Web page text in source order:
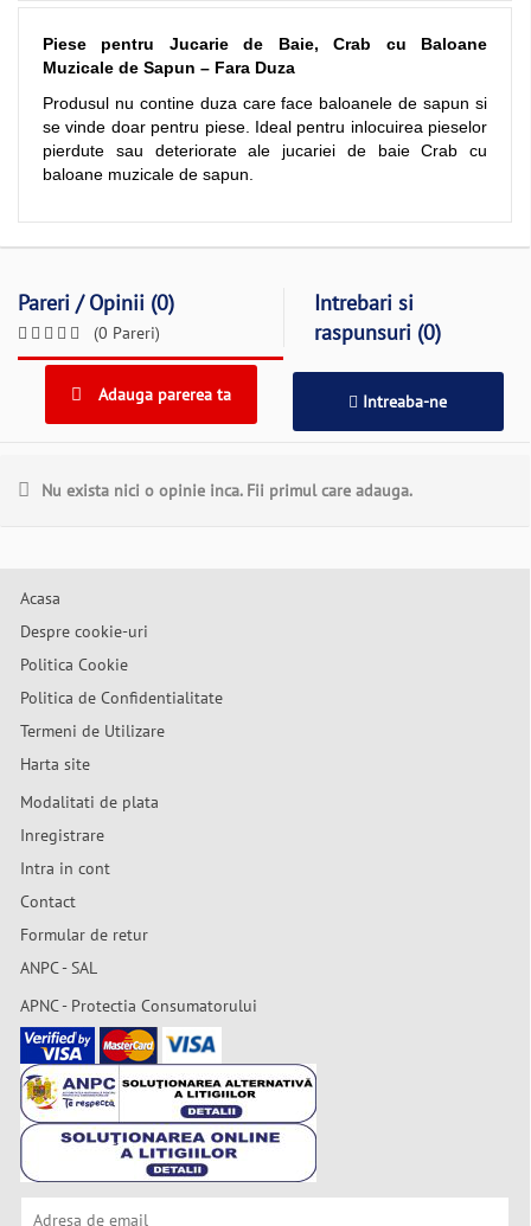
Piese pentru Jucarie de Baie, Crab cu Baloane
Muzicale de Sapun – Fara Duza
Produsul nu contine duza care face baloanele de sapun si
se vinde doar pentru piese. Ideal pentru inlocuirea pieselor
pierdute sau deteriorate ale jucariei de baie Crab cu
baloane muzicale de sapun.
Pareri / Opinii (0)
(0 Pareri)
Intrebari si
raspunsuri (0)
Adauga parerea ta Intreaba-ne
Nu exista nici o opinie inca. Fii primul care adauga.
Acasa
Despre cookie-uri
Politica Cookie
Politica de Confidentialitate
Termeni de Utilizare
Harta site
Modalitati de plata
Inregistrare
Intra in cont
Contact
Formular de retur
ANPC - SAL
APNC - Protectia Consumatorului